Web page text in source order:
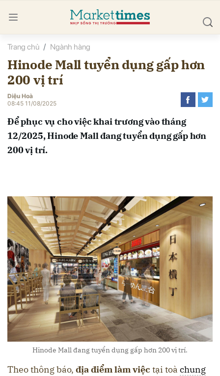
Trang chủ Ngành hàng
Hinode Mall tuyển dụng gấp hơn
200 vị trí
Diệu Hoà
08:45 11/08/2025
Để phục vụ cho việc khai trương vào tháng
12/2025, Hinode Mall đang tuyển dụng gấp hơn
200 vị trí.
Hinode Mall đang tuyển dụng gấp hơn 200 vị trí.
Theo thông báo, địa điểm làm việc tại toà chung
luận